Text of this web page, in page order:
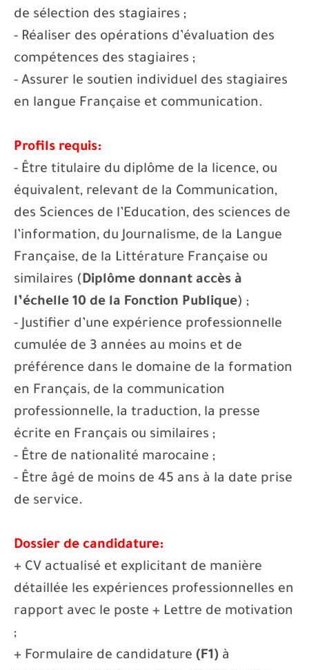
de sélection des stagiaires ;
- Réaliser des opérations d’évaluation des
compétences des stagiaires ;
- Assurer le soutien individuel des stagiaires
en langue Française et communication.
Profils requis:
- Être titulaire du diplôme de la licence, ou
équivalent, relevant de la Communication,
des Sciences de l’Education, des sciences de
l’information, du Journalisme, de la Langue
Française, de la Littérature Française ou
similaires (Diplôme donnant accès à
l’échelle 10 de la Fonction Publique) ;
- Justifier d’une expérience professionnelle
cumulée de 3 années au moins et de
préférence dans le domaine de la formation
en Français, de la communication
professionnelle, la traduction, la presse
écrite en Français ou similaires ;
- Être de nationalité marocaine ;
- Être âgé de moins de 45 ans à la date prise
de service.
Dossier de candidature:
+ CV actualisé et explicitant de manière
détaillée les expériences professionnelles en
rapport avec le poste + Lettre de motivation
;
+ Formulaire de candidature (F1) à